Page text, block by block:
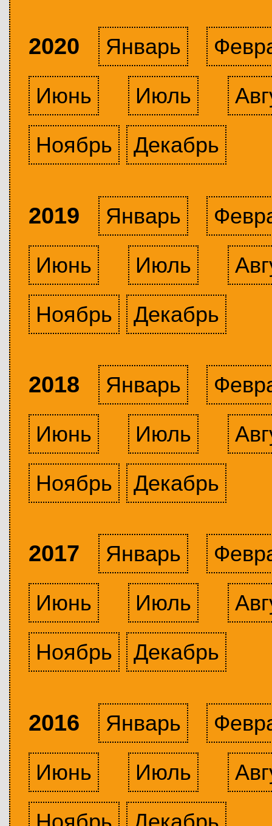
2020 Январь
Июнь
Июль
Ноябрь
Декабрь
2019 Январь
Июнь
Июль
Ноябрь
Декабрь
2018 Январь
Июнь
Июль
Ноябрь
Декабрь
2017 Январь
Июнь
Июль
Ноябрь
Декабрь
2016 Январь
Июнь
Июль